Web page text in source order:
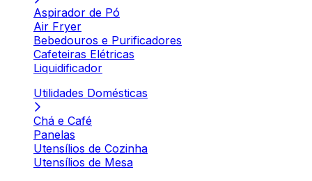
Aspirador de Pó
Air Fryer
Bebedouros e Purificadores
Cafeteiras Elétricas
Liquidificador
Utilidades Domésticas
Chá e Café
Panelas
Utensílios de Cozinha
Utensílios de Mesa